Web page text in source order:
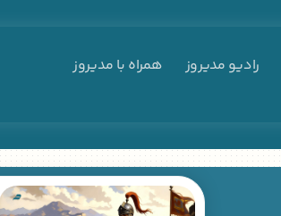
رادیو مدیروز همراه با مدیروز